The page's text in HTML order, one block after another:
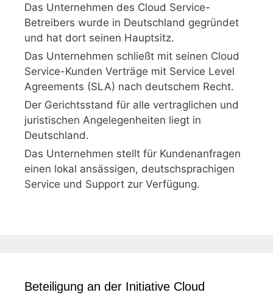
Das Unternehmen des Cloud Service-
Betreibers wurde in Deutschland gegründet
und hat dort seinen Hauptsitz.
Das Unternehmen schließt mit seinen Cloud
Service-Kunden Verträge mit Service Level
Agreements (SLA) nach deutschem Recht.
Der Gerichtsstand für alle vertraglichen und
juristischen Angelegenheiten liegt in
Deutschland.
Das Unternehmen stellt für Kundenanfragen
einen lokal ansässigen, deutschsprachigen
Service und Support zur Verfügung.
Beteiligung an der Initiative Cloud